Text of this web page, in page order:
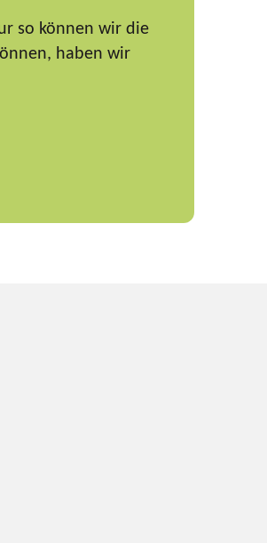
so können wir die
haben wir